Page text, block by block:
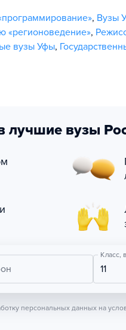
, Вузы
«регионоведение»,
вузы Уфы,
лучшие вузы
Класс,
11
персональных данных на